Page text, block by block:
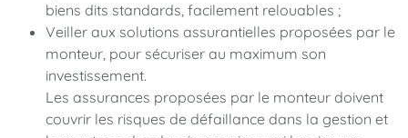
biens dits standards, facilement relouables ;
Veiller aux solutions assurantielles proposées par le
monteur, pour sécuriser au maximum son
investissement.
Les assurances proposées par le monteur doivent
couvrir les risques de défaillance dans la gestion et